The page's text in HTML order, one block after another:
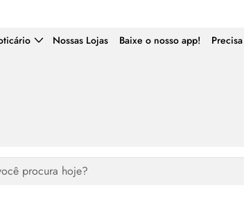
Nossas Lojas Baixe o nosso app!